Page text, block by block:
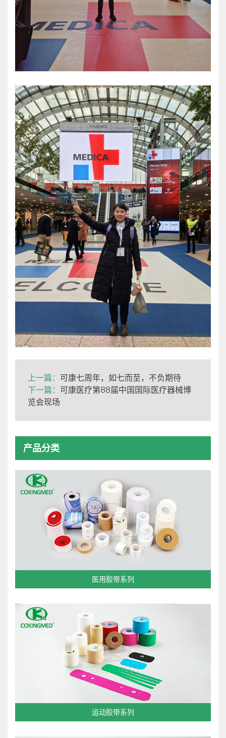
上一篇： 可康七周年，如七而至，不负期待
下一篇： 可康医疗第88届中国国际医疗器械博
览会现场
产品分类
医用胶带系列
运动胶带系列